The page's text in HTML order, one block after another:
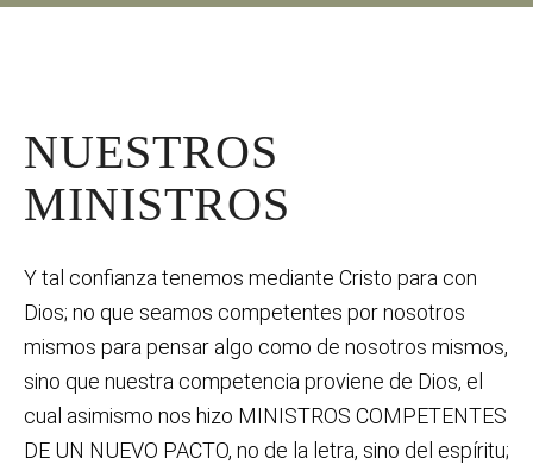
NUESTROS
MINISTROS
Y tal confianza tenemos mediante Cristo para con
Dios; no que seamos competentes por nosotros
mismos para pensar algo como de nosotros mismos,
sino que nuestra competencia proviene de Dios, el
cual asimismo nos hizo MINISTROS COMPETENTES
DE UN NUEVO PACTO, no de la letra, sino del espíritu;